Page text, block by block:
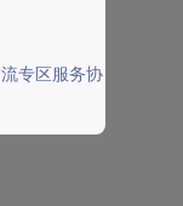
流专区服务协